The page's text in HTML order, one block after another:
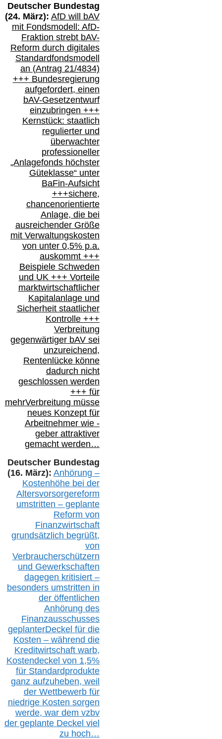
Deutscher Bundestag
(24. März): AfD will bAV
mit Fondsmodell: AfD-
Fraktion strebt bAV-
Reform durch digitales
Standardfondsmodell
an (Antrag 21/4834)
+++ Bundesregierung
aufgefordert, einen
bAV-Gesetzentwurf
einzubringen +++
Kernstück: staatlich
regulierter und
überwachter
professioneller
„Anlagefonds höchster
Güteklasse“ unter
BaFin-Aufsicht
+++sichere,
chancenorientierte
Anlage, die bei
ausreichender Größe
mit Verwaltungskosten
von unter 0,5% p.a.
auskommt +++
Beispiele Schweden
und UK +++ Vorteile
marktwirtschaftlicher
Kapitalanlage und
Sicherheit staatlicher
Kontrolle +++
Verbreitung
gegenwärtiger bAVsei
unzureichend,
Rentenlücke könne
dadurch nicht
geschlossen werden
+++ für
mehrVerbreitung müsse
neues Konzept für
Arbeitnehmer wie-
geber attraktiver
gemacht werden…
Deutscher Bundestag
(16. März): Anhörung –
Kostenhöhe bei der
Altersvorsorgereform
umstritten – geplante
Reform von
Finanzwirtschaft
grundsätzlich begrüßt,
von
Verbraucherschützern
und Gewerkschaften
dagegen kritisiert –
besonders umstritten in
der öffentlichen
Anhörung des
Finanzausschusses
geplanterDeckel für die
Kosten – während die
Kreditwirtschaft warb,
Kostendeckel von 1,5%
für Standardprodukte
ganz aufzuheben, weil
der Wettbewerb für
niedrige Kosten sorgen
werde, war dem vzbv
der geplante Deckel viel
zu hoch…